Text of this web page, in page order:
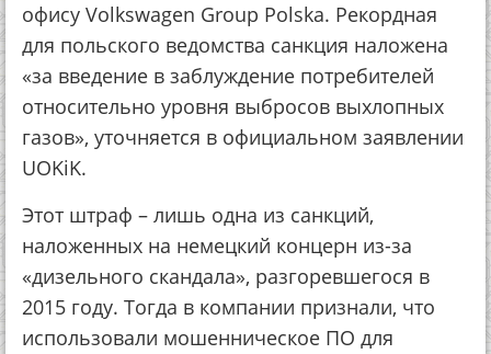
офису Volkswagen Group Polska. Рекордная
для польского ведомства санкция наложена
«за введение в заблуждение потребителей
относительно уровня выбросов выхлопных
газов», уточняется в официальном заявлении
UOKiK.
Этот штраф – лишь одна из санкций,
наложенных на немецкий концерн из-за
«дизельного скандала», разгоревшегося в
2015 году. Тогда в компании признали, что
использовали мошенническое ПО для